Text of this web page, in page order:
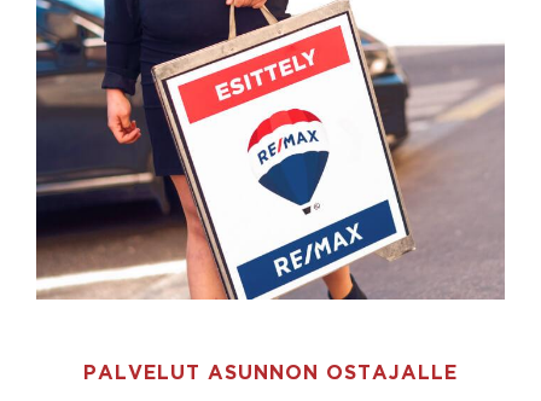
PALVELUT ASUNNON OSTAJALLE